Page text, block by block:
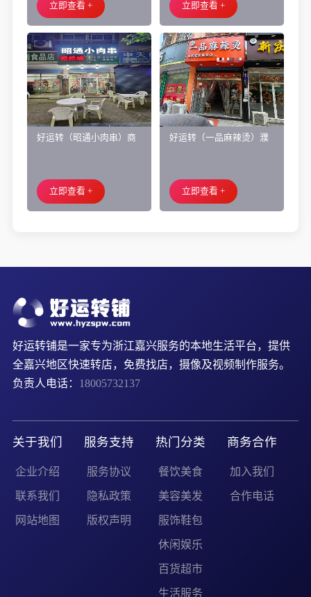
立即查看 +
立即查看 +
好运转（昭通小肉串）商
外摆、 房租2.2万/年
立即查看 +
好运转（一品麻辣烫）濮
小吃店转让
立即查看 +
好运转铺是一家专为浙江嘉兴服务的本地生活平台，提供
全嘉兴地区快速转店，免费找店，摄像及视频制作服务。
负责人电话： 18005732137
关于我们
企业介绍
联系我们
网站地图
服务支持
服务协议
隐私政策
版权声明
热门分类
餐饮美食
美容美发
服饰鞋包
休闲娱乐
百货超市
生活服务
商务合作
加入我们
合作电话